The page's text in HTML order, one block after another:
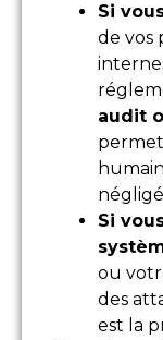
Si
de vos
audit
Si
ou
des
est la